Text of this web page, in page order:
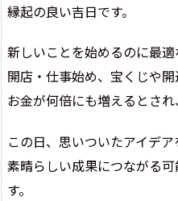
縁起の良い吉日です。
新しいことを始めるのに最適
開店・仕事始め、宝くじや開
お金が何倍にも増えるとされ
この日、思いついたアイデア
素晴らしい成果につながる
す。